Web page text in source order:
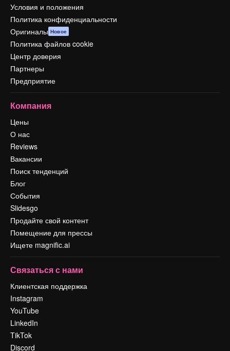
Условия и положения
Политика конфиденциальности
Оригиналы Новое
Политика файлов cookie
Центр доверия
Партнеры
Предприятие
Компания
Цены
О нас
Reviews
Вакансии
Поиск тенденций
Блог
События
Slidesgo
Продайте свой контент
Помещение для прессы
Ищете magnific.ai
Связаться с нами
Клиентская поддержка
Instagram
YouTube
LinkedIn
TikTok
Discord